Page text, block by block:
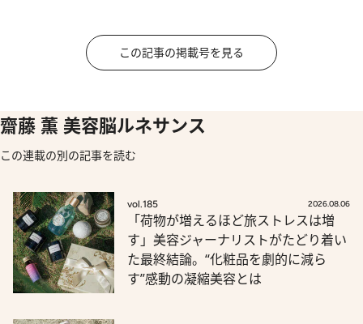
この記事の掲載号を見る
齋藤 薫 美容脳ルネサンス
この連載の別の記事を読む
vol.185 2026.08.06
「荷物が増えるほど旅ストレスは増
す」美容ジャーナリストがたどり着い
た最終結論。“化粧品を劇的に減ら
す”感動の凝縮美容とは